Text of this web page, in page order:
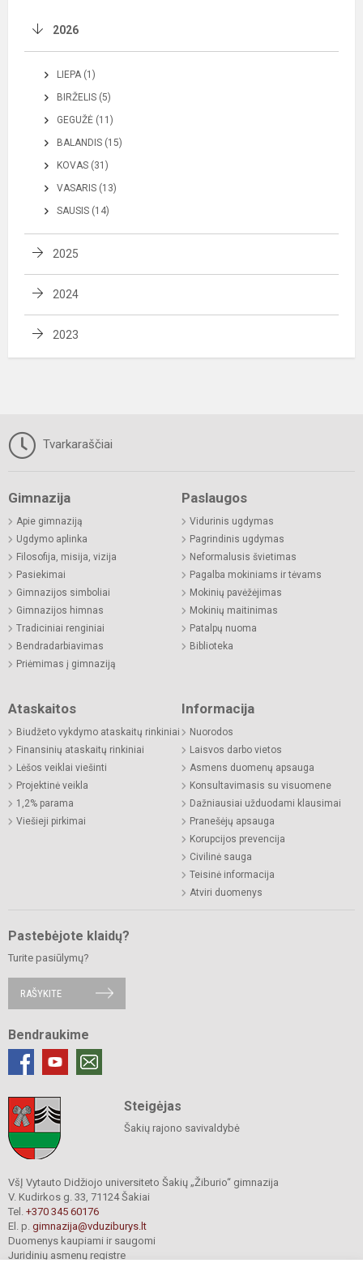
2026
LIEPA (1)
BIRŽELIS (5)
GEGUŽĖ (11)
BALANDIS (15)
KOVAS (31)
VASARIS (13)
SAUSIS (14)
2025
2024
2023
Tvarkaraščiai
Gimnazija
Apie gimnaziją
Ugdymo aplinka
Filosofija, misija, vizija
Pasiekimai
Gimnazijos simboliai
Gimnazijos himnas
Tradiciniai renginiai
Bendradarbiavimas
Priėmimas į gimnaziją
Paslaugos
Vidurinis ugdymas
Pagrindinis ugdymas
Neformalusis švietimas
Pagalba mokiniams ir tėvams
Mokinių pavėžėjimas
Mokinių maitinimas
Patalpų nuoma
Biblioteka
Ataskaitos
Biudžeto vykdymo ataskaitų rinkiniai
Finansinių ataskaitų rinkiniai
Lėšos veiklai viešinti
Projektinė veikla
1,2% parama
Viešieji pirkimai
Informacija
Nuorodos
Laisvos darbo vietos
Asmens duomenų apsauga
Konsultavimasis su visuomene
Dažniausiai užduodami klausimai
Pranešėjų apsauga
Korupcijos prevencija
Civilinė sauga
Teisinė informacija
Atviri duomenys
Pastebėjote klaidų?
Turite pasiūlymų?
RAŠYKITE
Bendraukime
Steigėjas
Šakių rajono savivaldybė
VšĮ Vytauto Didžiojo universiteto Šakių „Žiburio“ gimnazija
V. Kudirkos g. 33, 71124 Šakiai
Tel. +370 345 60176
El. p. gimnazija@vduziburys.lt
Duomenys kaupiami ir saugomi
Juridinių asmenų registre